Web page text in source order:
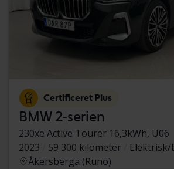
Certificeret Plus
BMW 2-serien
230xe Active Tourer 16,3kWh, U06
2023
59 300 kilometer
Elektrisk/
Åkersberga (Runö)